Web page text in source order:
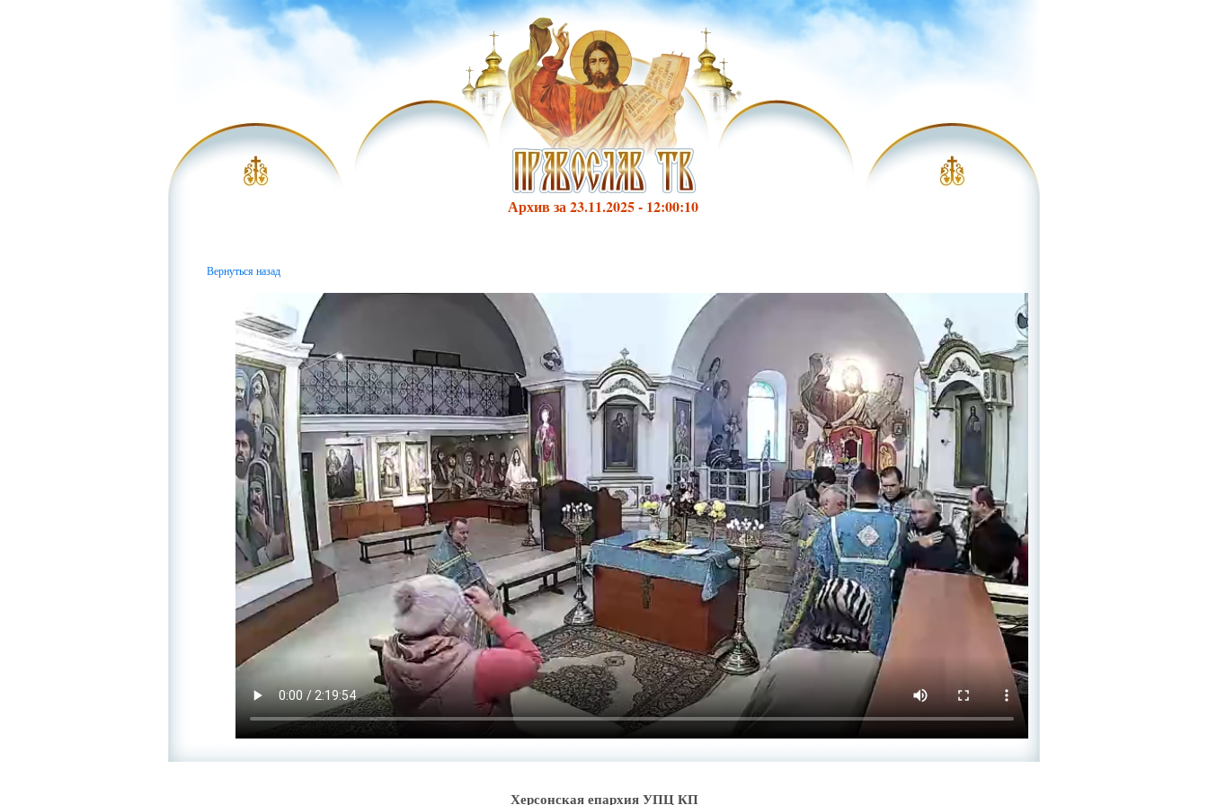
Архив за 23.11.2025 - 12:00:10
Вернуться назад
Херсонская епархия УПЦ КП